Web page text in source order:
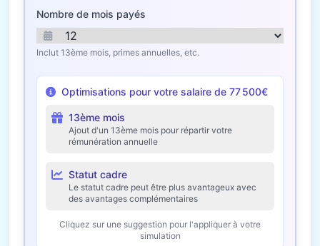
Nombre de mois payés
Inclut 13ème mois, primes annuelles, etc.
Optimisations pour votre salaire de 77 500€
13ème mois
Ajout d'un 13ème mois pour répartir votre
rémunération annuelle
Statut cadre
Le statut cadre peut être plus avantageux avec
des avantages complémentaires
Cliquez sur une suggestion pour l'appliquer à votre
simulation